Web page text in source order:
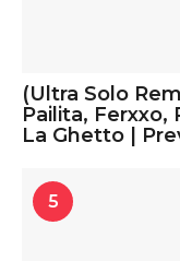
(Ultra Solo
Pailita, Ferxxo,
La Ghetto |
5